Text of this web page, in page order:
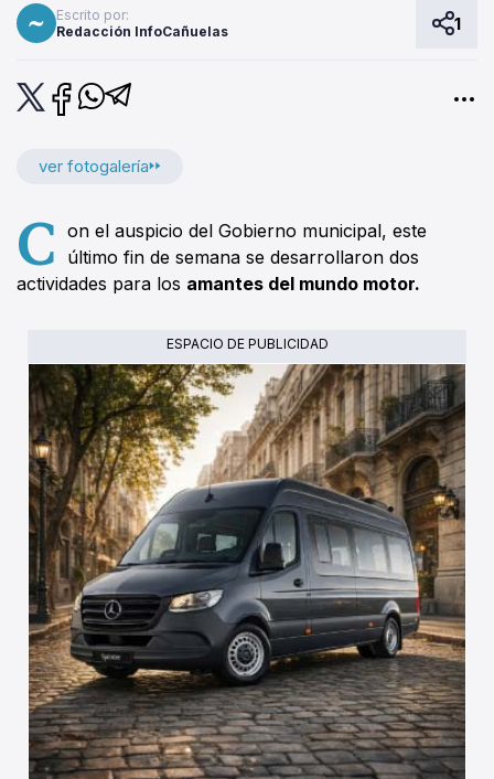
Escrito por:
Redacción InfoCañuelas
1
ver fotogalería
C
on el auspicio del Gobierno municipal, este
último fin de semana se desarrollaron dos
actividades para los amantes del mundo motor.
ESPACIO DE PUBLICIDAD